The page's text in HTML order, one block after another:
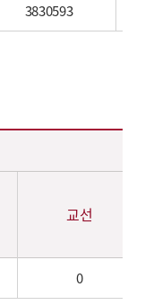
3830593
교선
0